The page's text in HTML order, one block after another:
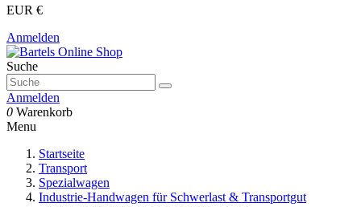
EUR €
Anmelden
Suche
Anmelden
0 Warenkorb
Menu
Startseite
Transport
Spezialwagen
Industrie-Handwagen für Schwerlast & Transportgut